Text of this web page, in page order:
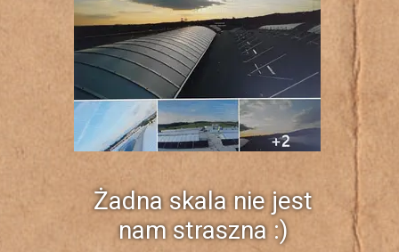
Żadna skala nie jest
nam straszna :)